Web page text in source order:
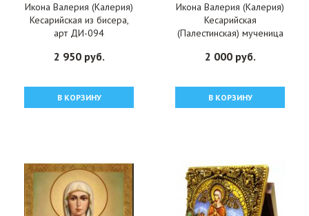
Икона Валерия (Калерия)
Кесарийская из бисера,
арт ДИ-094
2 950 руб.
В КОРЗИНУ
Икона Валерия (Калерия)
Кесарийская
(Палестинская) мученица
0321
2 000 руб.
В КОРЗИНУ